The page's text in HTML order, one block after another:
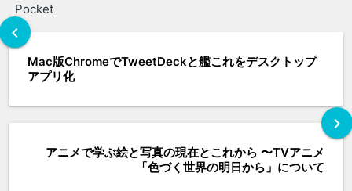
Pocket
chevron_left
Mac版ChromeでTweetDeckと艦これをデスクトップ
アプリ化
chevron_right
アニメで学ぶ絵と写真の現在とこれから 〜TVアニメ
「色づく世界の明日から」について